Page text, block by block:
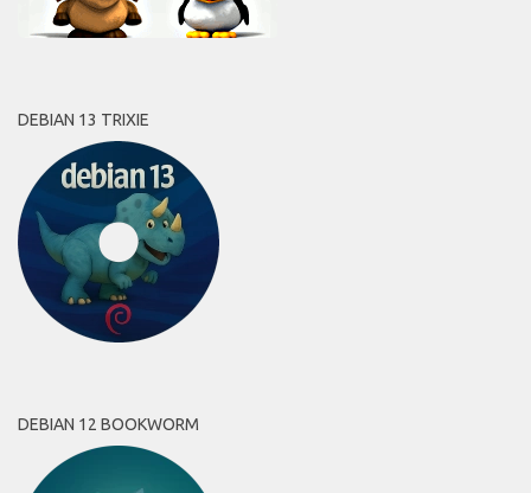
DEBIAN 13 TRIXIE
DEBIAN 12 BOOKWORM